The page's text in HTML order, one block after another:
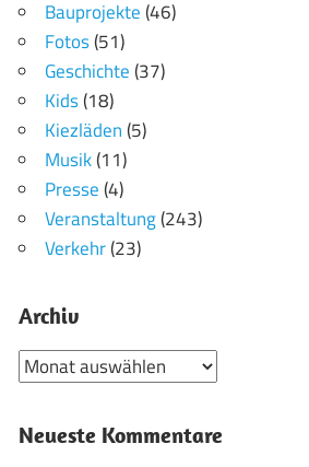
Bauprojekte(46)
Fotos(51)
Geschichte(37)
Kids(18)
Kiezläden(5)
Musik(11)
Presse(4)
Veranstaltung(243)
Verkehr(23)
Archiv
Archiv
Neueste Kommentare